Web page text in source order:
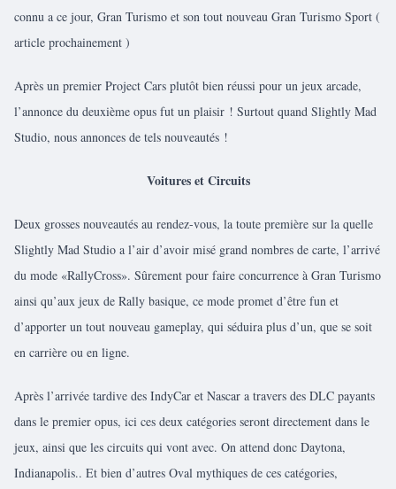
connu a ce jour, Gran Turismo et son tout nouveau Gran Turismo Sport (
article prochainement )
Après un premier Project Cars plutôt bien réussi pour un jeux arcade,
l’annonce du deuxième opus fut un plaisir ! Surtout quand Slightly Mad
Studio, nous annonces de tels nouveautés !
Voitures et Circuits
Deux grosses nouveautés au rendez-vous, la toute première sur la quelle
Slightly Mad Studio a l’air d’avoir misé grand nombres de carte, l’arrivé
du mode «RallyCross». Sûrement pour faire concurrence à Gran Turismo
ainsi qu’aux jeux de Rally basique, ce mode promet d’être fun et
d’apporter un tout nouveau gameplay, qui séduira plus d’un, que se soit
en carrière ou en ligne.
Après l’arrivée tardive des IndyCar et Nascar a travers des DLC payants
dans le premier opus, ici ces deux catégories seront directement dans le
jeux, ainsi que les circuits qui vont avec. On attend donc Daytona,
Indianapolis.. Et bien d’autres Oval mythiques de ces catégories,